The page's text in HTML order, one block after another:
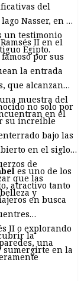
del
Nasser, en el
un testimonio
Egipto.
II en el
por sus
la entrada
que alcanzan
muestra del
en el
no solo por
su increíble
bajo las
en el siglo
de
que las
y
es uno de los
atractivo tanto
en busca
II o explorando
una
la
en la